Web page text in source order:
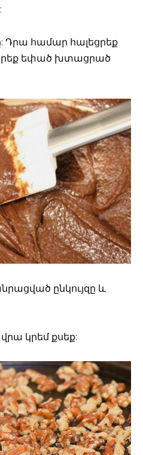
համար հալեցրեք
եփած խտացրած
ընկույզը և
կրեմ քսեք: